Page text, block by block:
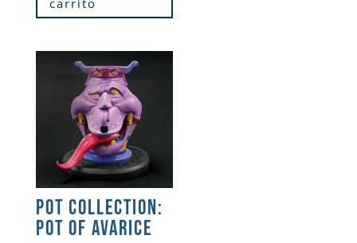
POT COLLECTION:
POT OF AVARICE